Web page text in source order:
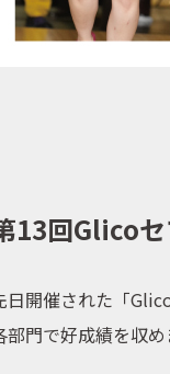
13回Glicoセ
日開催された「
部門で好成績を収め